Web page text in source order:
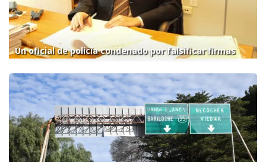
Un oficial de policía condenado por falsificar firmas